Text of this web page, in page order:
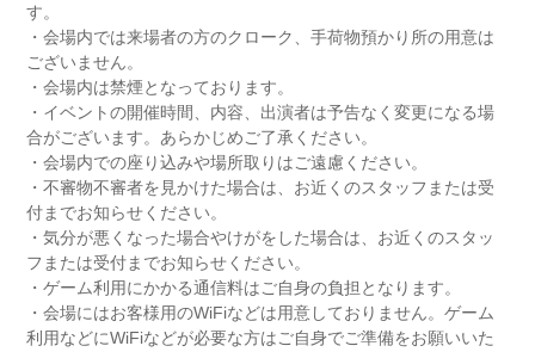
す。
・会場内では来場者の方のクローク、手荷物預かり所の用意は
ございません。
・会場内は禁煙となっております。
・イベントの開催時間、内容、出演者は予告なく変更になる場
合がございます。あらかじめご了承ください。
・会場内での座り込みや場所取りはご遠慮ください。
・不審物不審者を見かけた場合は、お近くのスタッフまたは受
付までお知らせください。
・気分が悪くなった場合やけがをした場合は、お近くのスタッ
フまたは受付までお知らせください。
・ゲーム利用にかかる通信料はご自身の負担となります。
・会場にはお客様用のWiFiなどは用意しておりません。ゲーム
利用などにWiFiなどが必要な方はご自身でご準備をお願いいた